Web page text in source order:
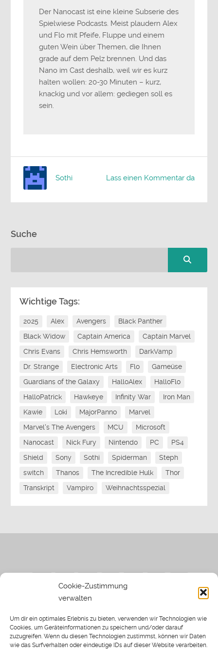
Cookie-Zustimmung
verwalten
Um dir ein optimales Erlebnis zu bieten, verwenden wir Technologien wie
Cookies, um Geräteinformationen zu speichern und/oder darauf
zuzugreifen. Wenn du diesen Technologien zustimmst, können wir Daten
wie das Surfverhalten oder eindeutige IDs auf dieser Website verarbeiten.
Der Nanocast ist eine kleine Subserie des
Spielwiese Podcasts. Meist plaudern Alex
und Flo mit Pfeife, Fluppe und einem
guten Wein über Themen, die Ihnen
grade auf dem Pelz brennen. Und das
Nano im Cast deshalb, weil wir es kurz
halten wollen: 20-30 Minuten – kurz,
knackig und vor allem: gediegen soll es
sein.
Lass einen Kommentar da
Sothi
Suche
Wichtige Tags:
2025 Alex Avengers
Black Panther
Black Widow
Captain America
Captain Marvel
Chris Evans
Chris Hemsworth
DarkVamp
Dr. Strange
Electronic Arts Flo
Gameüse
Guardians of the Galaxy
HalloAlex
HalloFlo
HalloPatrick
Hawkeye Infinity War
Iron Man
Kawie
Loki MajorPanno
Marvel
Marvel's The Avengers
MCU
Microsoft
Nanocast
Nick Fury Nintendo PC
PS4
Shield
Sony Sothi Spiderman
Steph
switch
Thanos The Incredible Hulk
Thor
Transkript
Vampiro Weihnachtsspezial
Spielwiese